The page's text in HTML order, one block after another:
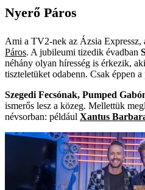
Nyerő Páros
Ami a TV2-nek az Ázsia Expressz,
Páros. A jubileumi tizedik évadban
néhány olyan híresség is érkezik,
tiszteletüket odabenn. Csak éppen
Szegedi Fecsónak, Pumped
ismerős lesz a közeg. Mellettük
névsorban: például Xantus